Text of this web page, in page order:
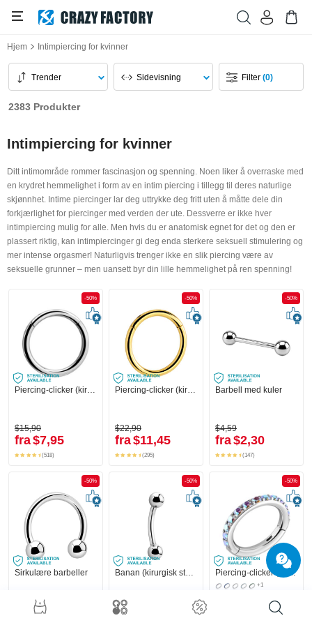
Hjem Intimpiercing for kvinner
Trender Sidevisning Filter(0)
2383 Produkter
Intimpiercing for kvinner
Ditt intimområde rommer fascinasjon og spenning. Noen liker å overraske med
en krydret hemmelighet i form av en intim piercing i tillegg til deres naturlige
skjønnhet. Intime piercinger lar deg uttrykke deg fritt uten å måtte dele din
forkjærlighet for piercinger med verden der ute. Dessverre er ikke hver
intimpiercing mulig for alle. Men hvis du er anatomisk egnet for det og den er
plassert riktig, kan intimpiercinger gi deg enda sterkere seksuell stimulering og
mer intense orgasmer! Naturligvis trenger ikke en slik piercing være av
seksuelle grunner – men uansett byr din lille hemmelighet på ren spenning!
-50%
Piercing-clicker (kirurgisk stål, sølv, skinnende finish)
$15,90
fra$7,95
(518)
-50%
Piercing-clicker (kirurgisk stål, gull, skinnende finish)
$22,90
fra$11,45
(295)
-50%
Barbell med kuler
$4,59
fra$2,30
(147)
-50%
Sirkulære barbeller
$6,79
-50%
Banan (kirurgisk stål, sølv, skinnende finish) med kuler
$4,59
-50%
Piercing-clicker (kirurgisk stål, sølv, skinnende finish) med krystallsteiner
+1